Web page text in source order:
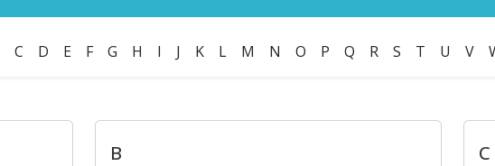
C D E F G H I J K L M N O P Q R S T U V
B C